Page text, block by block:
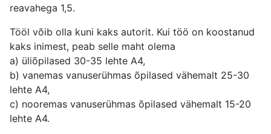
reavahega 1,5.
Tööl võib olla kuni kaks autorit. Kui töö on koostanud
kaks inimest, peab selle maht olema
a) üliõpilased 30-35 lehte A4,
b) vanemas vanuserühmas õpilased vähemalt 25-30
lehte A4,
c) nooremas vanuserühmas õpilased vähemalt 15-20
lehte A4.